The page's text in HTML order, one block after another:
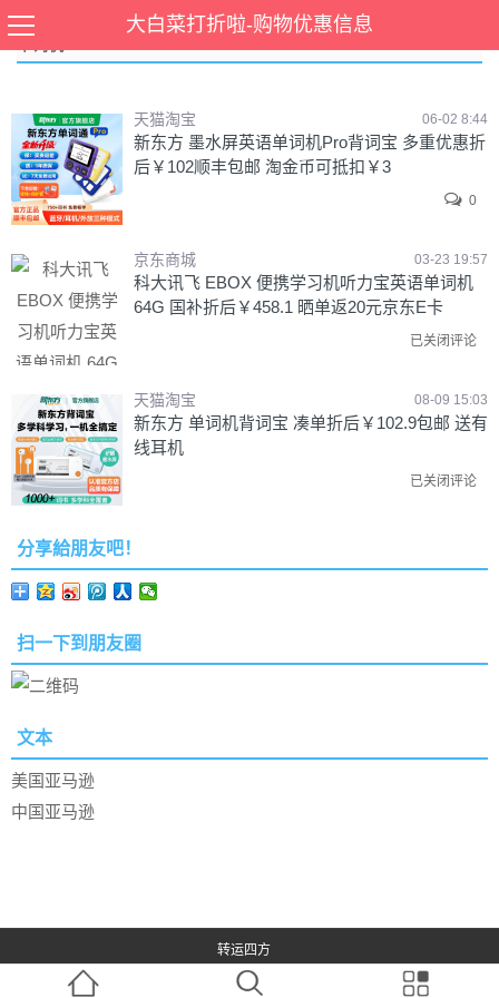
大白菜打折啦-购物优惠信息
天猫淘宝 06-02 8:44
新东方 墨水屏英语单词机Pro背词宝 多重优惠折
后￥102顺丰包邮 淘金币可抵扣￥3
0
京东商城 03-23 19:57
科大讯飞 EBOX 便携学习机听力宝英语单词机
64G 国补折后￥458.1 晒单返20元京东E卡
已关闭评论
天猫淘宝 08-09 15:03
新东方 单词机背词宝 凑单折后￥102.9包邮 送有
线耳机
已关闭评论
分享給朋友吧！
扫一下到朋友圈
文本
美国亚马逊
中国亚马逊
转运四方
沪ICP备15030064号-1
,31010902002758, 大白菜打折啦网提供海外网购商品及